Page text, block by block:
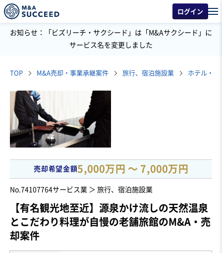
ログイン
お知らせ：「ビズリーチ・サクシード」は「M&Aサクシード」に
サービス名を変更しました
TOP M&A売却・事業承継案件 旅行、宿泊施設業 ホテル・旅
売却希望金額5,000万円 〜 7,000万円
No.74107764サービス業 ＞ 旅行、宿泊施設業
【有名観光地至近】源泉かけ流しの天然温泉
とこだわり料理が自慢の老舗旅館のM&A・売
却案件